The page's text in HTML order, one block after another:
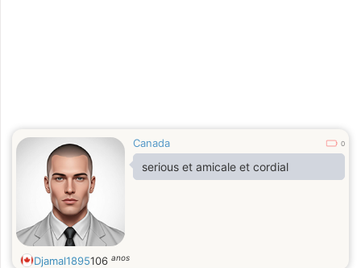
Canada 0
serious et amicale et cordial
Djamal1895106 anos